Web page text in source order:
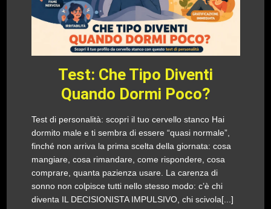
Test: Che Tipo Diventi
Quando Dormi Poco?
Test di personalità: scopri il tuo cervello stanco Hai
dormito male e ti sembra di essere “quasi normale”,
finché non arriva la prima scelta della giornata: cosa
mangiare, cosa rimandare, come rispondere, cosa
comprare, quanta pazienza usare. La carenza di
sonno non colpisce tutti nello stesso modo: c’è chi
diventa IL DECISIONISTA IMPULSIVO, chi scivola[...]